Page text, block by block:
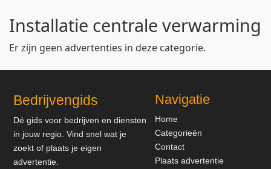
Installatie centrale verwarming
Er zijn geen advertenties in deze categorie.
Bedrijvengids
Dé gids voor bedrijven en diensten
in jouw regio. Vind snel wat je
zoekt of plaats je eigen
advertentie.
Navigatie
Home
Categorieën
Contact
Plaats advertentie